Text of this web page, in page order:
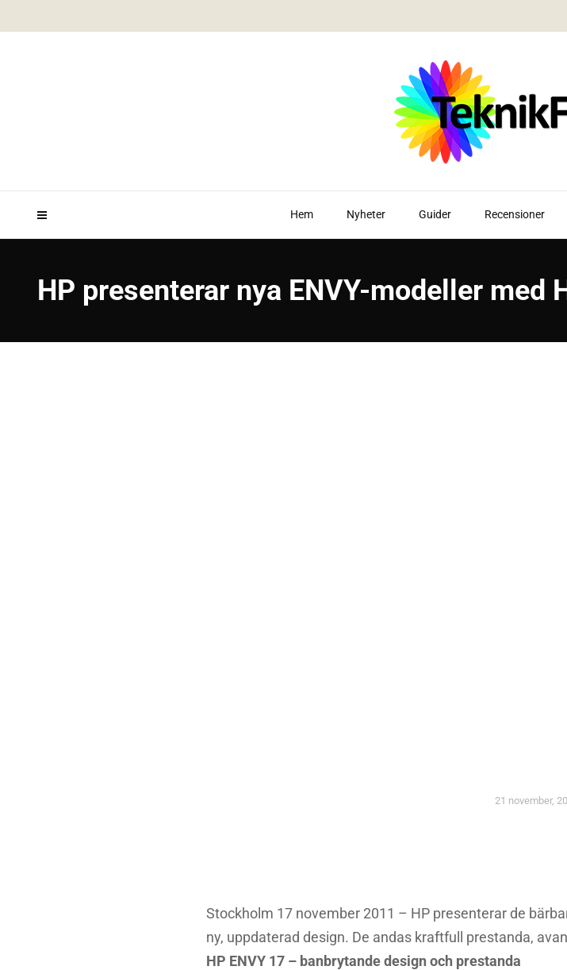
Hem Nyheter Guider Recensioner
HP presenterar nya ENVY-modeller med
21 november,
Stockholm 17 november 2011 – HP presenterar de
ny, uppdaterad design. De andas kraftfull prestanda,
HP ENVY 17 – banbrytande design och prestanda